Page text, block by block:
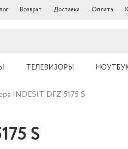
Возврат Доставка Оплата
ТЕЛЕВИЗОРЫ
INDESIT DFZ 5175 S
S